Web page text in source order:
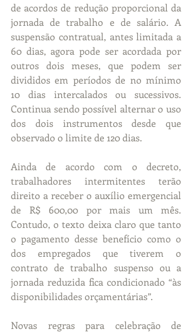
de acordos de redução proporcional da
jornada de trabalho e de salário. A
suspensão contratual, antes limitada a
60 dias, agora pode ser acordada por
outros dois meses, que podem ser
divididos em períodos de no mínimo
10 dias intercalados ou sucessivos.
Continua sendo possível alternar o uso
dos dois instrumentos desde que
observado o limite de 120 dias.
Ainda de acordo com o decreto,
trabalhadores intermitentes terão
direito a receber o auxílio emergencial
de R$ 600,00 por mais um mês.
Contudo, o texto deixa claro que tanto
o pagamento desse benefício como o
dos empregados que tiverem o
contrato de trabalho suspenso ou a
jornada reduzida fica condicionado “às
disponibilidades orçamentárias”.
Novas regras para celebração de